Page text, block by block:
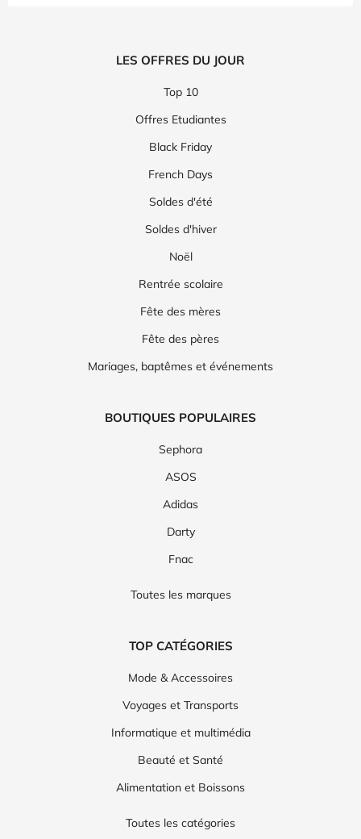
LES OFFRES DU JOUR
Top 10
Offres Etudiantes
Black Friday
French Days
Soldes d'été
Soldes d'hiver
Noël
Rentrée scolaire
Fête des mères
Fête des pères
Mariages, baptêmes et événements
BOUTIQUES POPULAIRES
Sephora
ASOS
Adidas
Darty
Fnac
Toutes les marques
TOP CATÉGORIES
Mode & Accessoires
Voyages et Transports
Informatique et multimédia
Beauté et Santé
Alimentation et Boissons
Toutes les catégories